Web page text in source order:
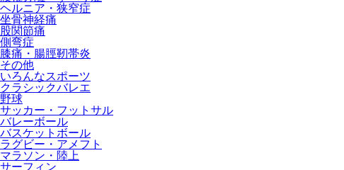
ヘルニア・狭窄症
坐骨神経痛
股関節痛
側弯症
膝痛・腸脛靭帯炎
その他
いろんなスポーツ
クラシックバレエ
野球
サッカー・フットサル
バレーボール
バスケットボール
ラグビー・アメフト
マラソン・陸上
サーフィン